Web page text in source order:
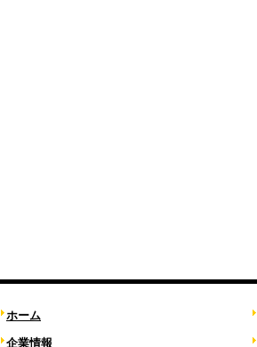
ホーム
企業情報